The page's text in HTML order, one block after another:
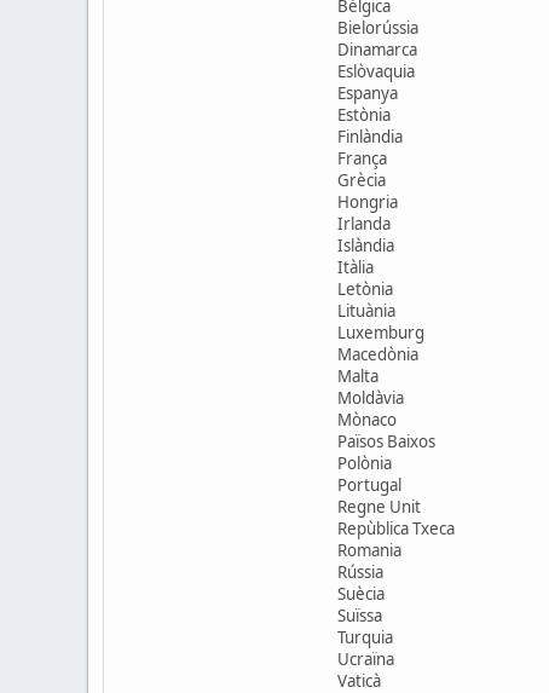
Bèlgica
Bielorússia
Dinamarca
Eslòvaquia
Espanya
Estònia
Finlàndia
França
Grècia
Hongria
Irlanda
Islàndia
Itàlia
Letònia
Lituània
Luxemburg
Macedònia
Malta
Moldàvia
Mònaco
Països Baixos
Polònia
Portugal
Regne Unit
Repùblica Txeca
Romania
Rússia
Suècia
Suïssa
Turquia
Ucraïna
Vaticà